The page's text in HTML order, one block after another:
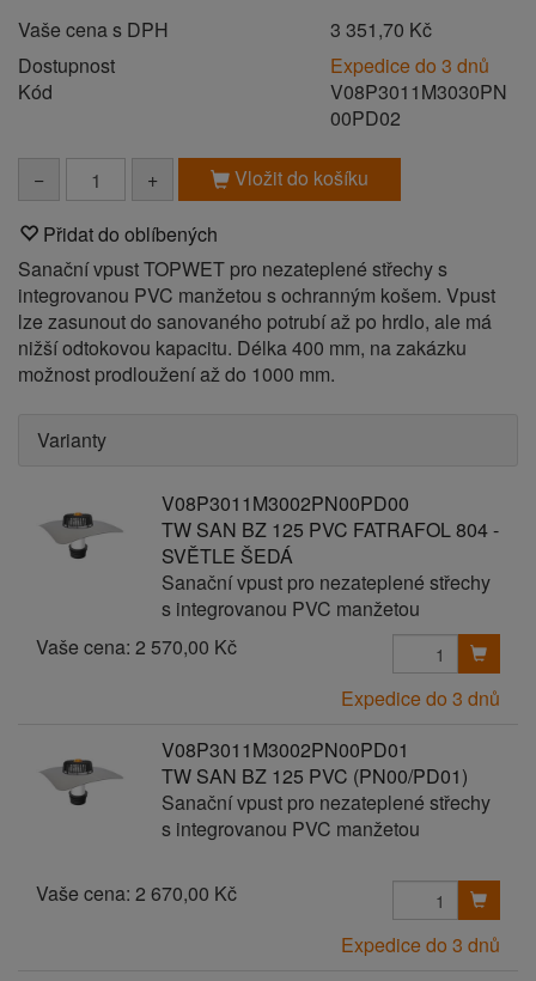
Vaše cena s DPH
3 351,70 Kč
Dostupnost
Expedice do 3 dnů
Kód
V08P3011M3030PN
00PD02
− + Vložit do košíku
Přidat do oblíbených
Sanační vpust TOPWET pro nezateplené střechy s
integrovanou PVC manžetou s ochranným košem. Vpust
lze zasunout do sanovaného potrubí až po hrdlo, ale má
nižší odtokovou kapacitu. Délka 400 mm, na zakázku
možnost prodloužení až do 1000 mm.
Varianty
V08P3011M3002PN00PD00
TW SAN BZ 125 PVC FATRAFOL 804 -
SVĚTLE ŠEDÁ
Sanační vpust pro nezateplené střechy
s integrovanou PVC manžetou
Vaše cena: 2 570,00 Kč
Expedice do 3 dnů
V08P3011M3002PN00PD01
TW SAN BZ 125 PVC (PN00/PD01)
Sanační vpust pro nezateplené střechy
s integrovanou PVC manžetou
Vaše cena: 2 670,00 Kč
Expedice do 3 dnů